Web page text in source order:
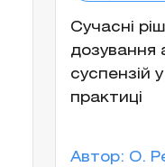
Сучасні
дозування
суспензій
практиці
Автор: О.